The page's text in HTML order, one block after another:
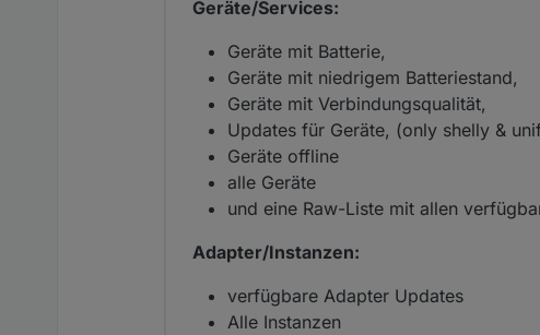
Geräte/Services:
Geräte mit Batterie,
Geräte mit niedrigem Batteriestand,
Geräte mit Verbindungsqualität,
Updates für Geräte, (only shelly &
Geräte offline
alle Geräte
und eine Raw-Liste mit allen
Adapter/Instanzen:
verfügbare Adapter Updates
Alle Instanzen